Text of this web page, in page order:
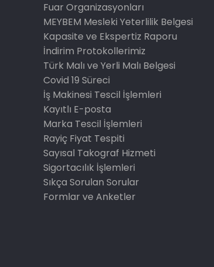
Fuar Organizasyonları
MEYBEM Mesleki Yeterlilik Belgesi
Kapasite ve Ekspertiz Raporu
İndirim Protokollerimiz
Türk Malı ve Yerli Malı Belgesi
Covid 19 Süreci
İş Makinesi Tescil İşlemleri
Kayıtlı E-posta
Marka Tescil İşlemleri
Rayiç Fiyat Tespiti
Sayısal Takograf Hizmeti
Sigortacılık İşlemleri
Sıkça Sorulan Sorular
Formlar ve Anketler